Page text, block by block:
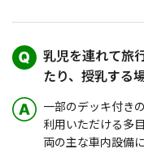
乳児を連れて旅
たり、授乳する
一部のデッキ付き
利用いただける多
両の主な車内設備